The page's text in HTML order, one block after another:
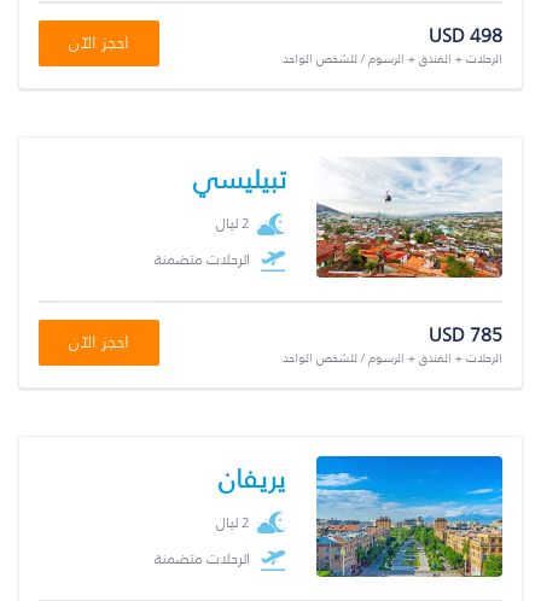
USD 498
الرحلات + الفندق + الرسوم / للشخص الواحد
احجز الآن
تبيليسي
2 ليال
الرحلات متضمنة
USD 785
الرحلات + الفندق + الرسوم / للشخص الواحد
احجز الآن
يريفان
2 ليال
الرحلات متضمنة